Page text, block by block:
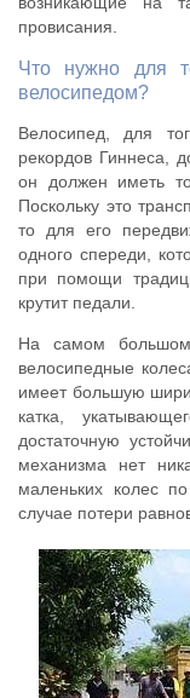
провисания.
Что нужно для
велосипедом?
Велосипед, для
рекордов Гиннеса,
он должен иметь
Поскольку это
то для его
одного спереди,
при помощи
крутит педали.
На самом
велосипедные
имеет большую
катка,
достаточную
механизма нет
маленьких колес
случае потери